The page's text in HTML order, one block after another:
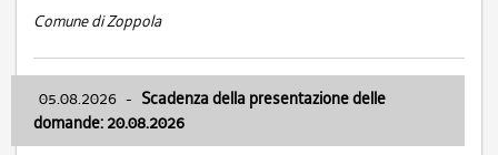
Comune di Zoppola
05.08.2026 - Scadenza della presentazione delle
domande: 20.08.2026